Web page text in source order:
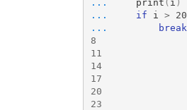
...
print ( i )
...
if i > 20
...
break
8
11
14
17
20
23